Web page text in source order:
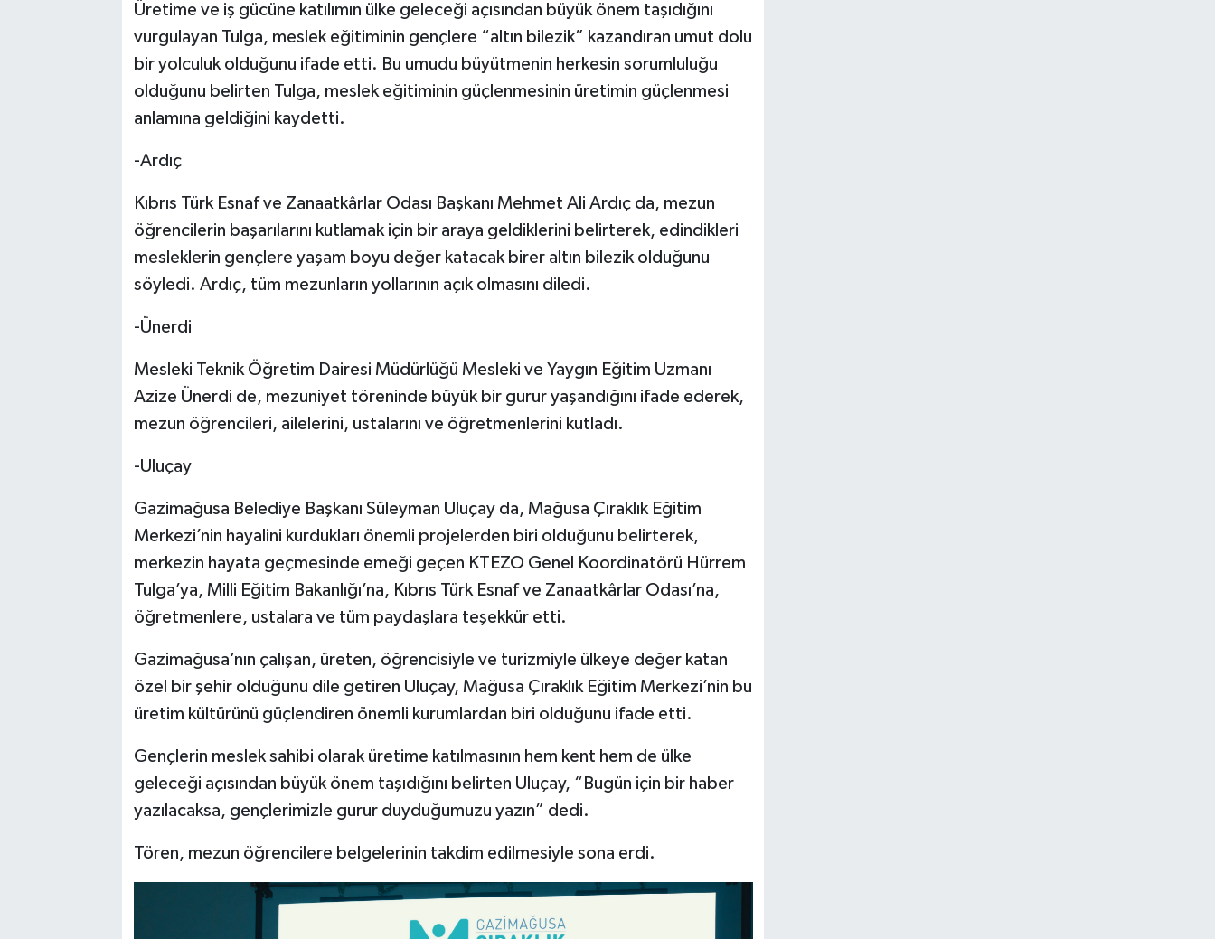
Üretime ve iş gücüne katılımın ülke geleceği açısından büyük önem taşıdığını
vurgulayan Tulga, meslek eğitiminin gençlere “altın bilezik” kazandıran umut dolu
bir yolculuk olduğunu ifade etti. Bu umudu büyütmenin herkesin sorumluluğu
olduğunu belirten Tulga, meslek eğitiminin güçlenmesinin üretimin güçlenmesi
anlamına geldiğini kaydetti.
-Ardıç
Kıbrıs Türk Esnaf ve Zanaatkârlar Odası Başkanı Mehmet Ali Ardıç da, mezun
öğrencilerin başarılarını kutlamak için bir araya geldiklerini belirterek, edindikleri
mesleklerin gençlere yaşam boyu değer katacak birer altın bilezik olduğunu
söyledi. Ardıç, tüm mezunların yollarının açık olmasını diledi.
-Ünerdi
Mesleki Teknik Öğretim Dairesi Müdürlüğü Mesleki ve Yaygın Eğitim Uzmanı
Azize Ünerdi de, mezuniyet töreninde büyük bir gurur yaşandığını ifade ederek,
mezun öğrencileri, ailelerini, ustalarını ve öğretmenlerini kutladı.
-Uluçay
Gazimağusa Belediye Başkanı Süleyman Uluçay da, Mağusa Çıraklık Eğitim
Merkezi’nin hayalini kurdukları önemli projelerden biri olduğunu belirterek,
merkezin hayata geçmesinde emeği geçen KTEZO Genel Koordinatörü Hürrem
Tulga’ya, Milli Eğitim Bakanlığı’na, Kıbrıs Türk Esnaf ve Zanaatkârlar Odası’na,
öğretmenlere, ustalara ve tüm paydaşlara teşekkür etti.
Gazimağusa’nın çalışan, üreten, öğrencisiyle ve turizmiyle ülkeye değer katan
özel bir şehir olduğunu dile getiren Uluçay, Mağusa Çıraklık Eğitim Merkezi’nin bu
üretim kültürünü güçlendiren önemli kurumlardan biri olduğunu ifade etti.
Gençlerin meslek sahibi olarak üretime katılmasının hem kent hem de ülke
geleceği açısından büyük önem taşıdığını belirten Uluçay, “Bugün için bir haber
yazılacaksa, gençlerimizle gurur duyduğumuzu yazın” dedi.
Tören, mezun öğrencilere belgelerinin takdim edilmesiyle sona erdi.